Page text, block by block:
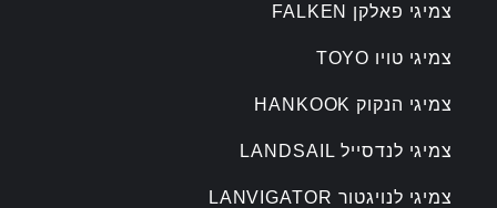
צמיגי פאלקן FALKEN
צמיגי טויו TOYO
צמיגי הנקוק HANKOOK
צמיגי לנדסייל LANDSAIL
צמיגי לנויגטור LANVIGATOR